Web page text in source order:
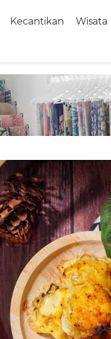
Kecantikan Wisata